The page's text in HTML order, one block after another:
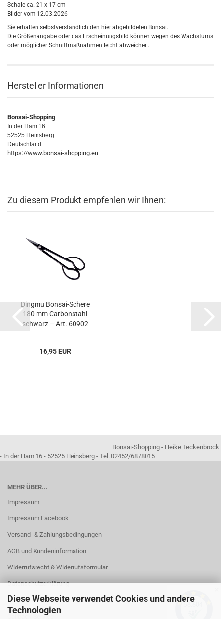
Diese Webseite verwendet Cookies und andere
Technologien
Schale ca. 21 x 17 cm
Bilder vom 12.03.2026
Sie erhalten selbstverständlich den hier abgebildeten Bonsai.
Die Größenangabe oder das Erscheinungsbild können wegen des Wachstums
oder möglicher Schnittmaßnahmen leicht abweichen.
Hersteller Informationen
Bonsai-Shopping
In der Ham 16
52525 Heinsberg
Deutschland
https://www.bonsai-shopping.eu
Zu diesem Produkt empfehlen wir Ihnen:
Dingmu Bonsai-Schere
180 mm Carbonstahl
schwarz – Art. 60902
16,95 EUR
Bonsai-Shopping - Heike Teckenbrock
- In der Ham 16 - 52525 Heinsberg - Tel. 02452/6878015
MEHR ÜBER...
Impressum
Impressum Facebook
Versand- & Zahlungsbedingungen
AGB und Kundeninformation
Widerrufsrecht & Widerrufsformular
Datenschutzerklärung
Kontakt
Callback Service